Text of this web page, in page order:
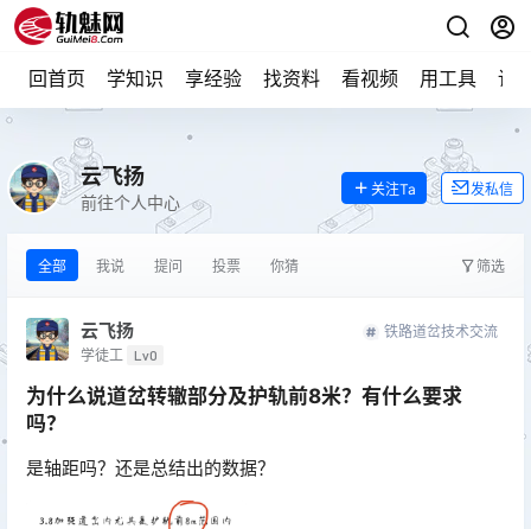
回首页 学知识 享经验 找资料 看视频 用工具 论
云飞扬
前往个人中心
关注Ta 发私信
全部 我说 提问 投票 你猜 筛选
云飞扬
学徒工 Lv0
铁路道岔技术交流
为什么说道岔转辙部分及护轨前8米？有什么要求
吗？
是轴距吗？还是总结出的数据？